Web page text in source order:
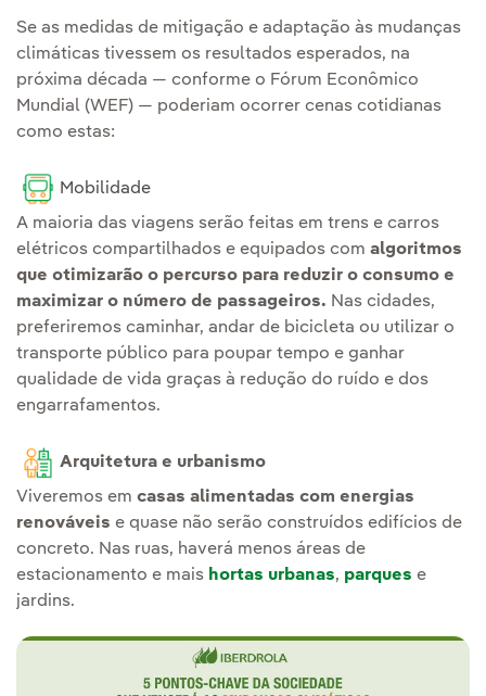
Se as medidas de mitigação e adaptação às mudanças
climáticas tivessem os resultados esperados, na
próxima década — conforme o Fórum Econômico
Mundial (WEF) — poderiam ocorrer cenas cotidianas
como estas:
Mobilidade
A maioria das viagens serão feitas em trens e carros
elétricos compartilhados e equipados com algoritmos
que otimizarão o percurso para reduzir o consumo e
maximizar o número de passageiros. Nas cidades,
preferiremos caminhar, andar de bicicleta ou utilizar o
transporte público para poupar tempo e ganhar
qualidade de vida graças à redução do ruído e dos
engarrafamentos.
Arquitetura e urbanismo
Viveremos em casas alimentadas com energias
renováveis e quase não serão construídos edifícios de
concreto. Nas ruas, haverá menos áreas de
estacionamento e mais hortas urbanas, parques e
jardins.